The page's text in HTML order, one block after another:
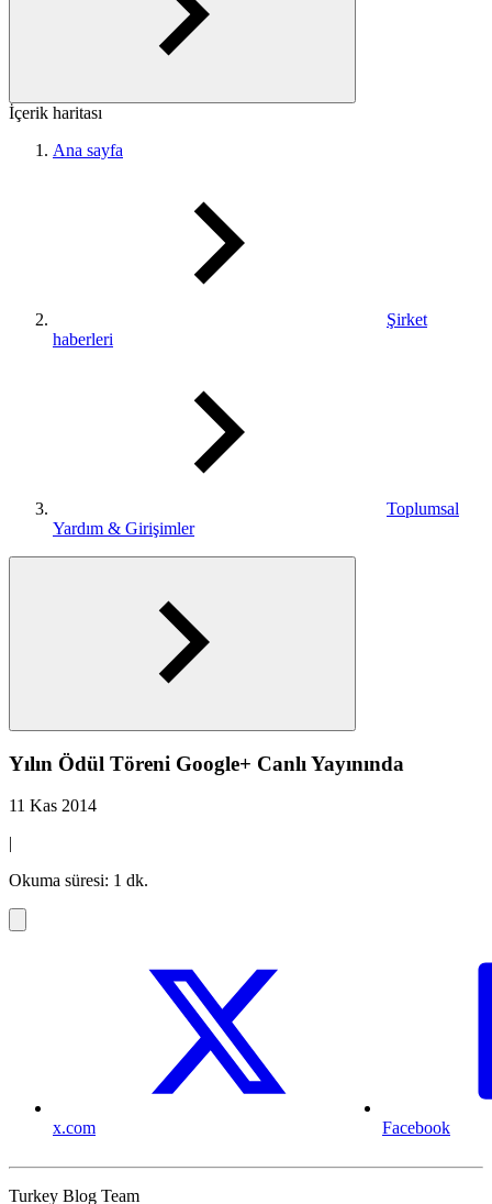
İçerik haritası
Ana sayfa
Şirket
haberleri
Toplumsal
Yardım & Girişimler
Yılın Ödül Töreni Google+ Canlı Yayınında
11 Kas 2014
|
Okuma süresi: 1 dk.
x.com Facebook
Turkey Blog Team